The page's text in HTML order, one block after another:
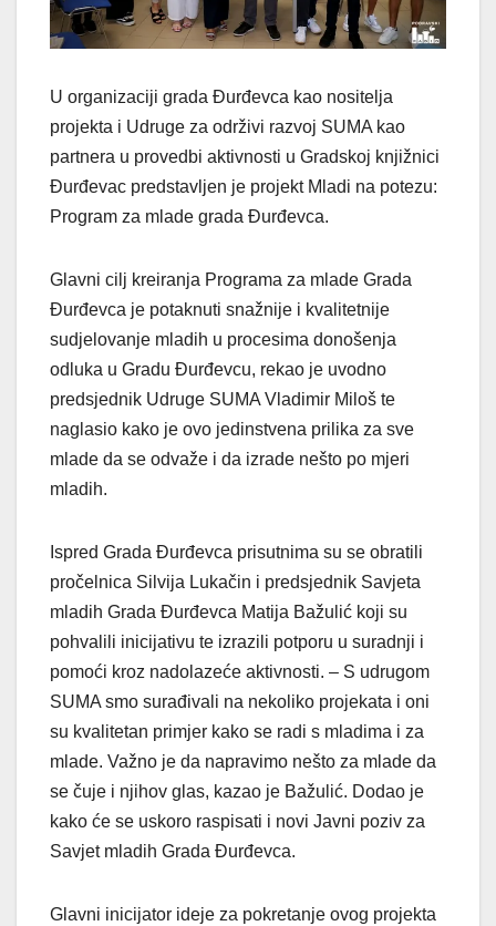
U organizaciji grada Đurđevca kao nositelja
projekta i Udruge za održivi razvoj SUMA kao
partnera u provedbi aktivnosti u Gradskoj knjižnici
Đurđevac predstavljen je projekt Mladi na potezu:
Program za mlade grada Đurđevca.
Glavni cilj kreiranja Programa za mlade Grada
Đurđevca je potaknuti snažnije i kvalitetnije
sudjelovanje mladih u procesima donošenja
odluka u Gradu Đurđevcu, rekao je uvodno
predsjednik Udruge SUMA Vladimir Miloš te
naglasio kako je ovo jedinstvena prilika za sve
mlade da se odvaže i da izrade nešto po mjeri
mladih.
Ispred Grada Đurđevca prisutnima su se obratili
pročelnica Silvija Lukačin i predsjednik Savjeta
mladih Grada Đurđevca Matija Bažulić koji su
pohvalili inicijativu te izrazili potporu u suradnji i
pomoći kroz nadolazeće aktivnosti. – S udrugom
SUMA smo surađivali na nekoliko projekata i oni
su kvalitetan primjer kako se radi s mladima i za
mlade. Važno je da napravimo nešto za mlade da
se čuje i njihov glas, kazao je Bažulić. Dodao je
kako će se uskoro raspisati i novi Javni poziv za
Savjet mladih Grada Đurđevca.
Glavni inicijator ideje za pokretanje ovog projekta